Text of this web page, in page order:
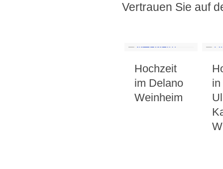
Vertrauen Sie auf
Hochzeit
im Delano
Weinheim
in